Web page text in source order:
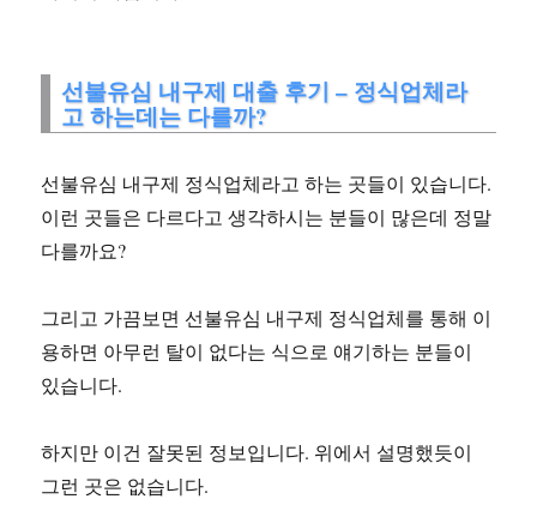
선불유심 내구제 대출 후기 – 정식업체라
고 하는데는 다를까?
선불유심 내구제 정식업체라고 하는 곳들이 있습니다.
이런 곳들은 다르다고 생각하시는 분들이 많은데 정말
다를까요?
그리고 가끔보면 선불유심 내구제 정식업체를 통해 이
용하면 아무런 탈이 없다는 식으로 얘기하는 분들이
있습니다.
하지만 이건 잘못된 정보입니다. 위에서 설명했듯이
그런 곳은 없습니다.